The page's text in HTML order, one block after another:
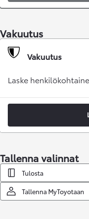
Vakuutus
Vakuutus
Laske
Tallenna valinnat
Tulosta
Tallenna MyToyotaan